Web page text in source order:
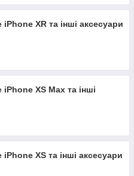
XR та інші аксесуари
XS Max та інші
XS та інші аксесуари